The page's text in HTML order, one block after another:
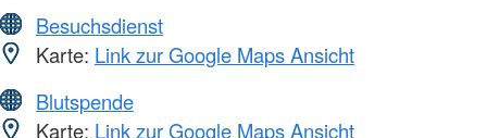
Besuchsdienst
Karte: Link zur Google Maps Ansicht
Blutspende
Karte: Link zur Google Maps Ansicht